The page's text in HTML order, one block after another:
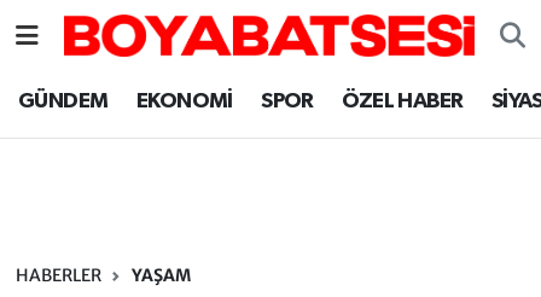
GÜNDEM EKONOMİ SPOR ÖZEL HABER
HABERLER YAŞAM
Sinop Nöbetçi Eczaneler
Sinop Trafik Yoğunluk Haritası